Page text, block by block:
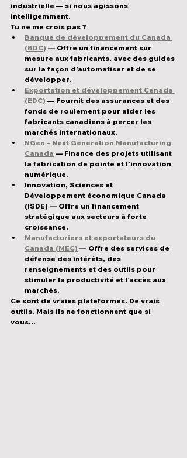
industrielle — si nous agissons
intelligemment.
Tu ne me crois pas ?
Banque de développement du Canada
(BDC) — Offre un financement sur
mesure aux fabricants, avec des guides
sur la façon d’automatiser et de se
développer.
Exportation et développement Canada
(EDC) — Fournit des assurances et des
fonds de roulement pour aider les
fabricants canadiens à percer les
marchés internationaux.
NGen – Next Generation Manufacturing
Canada — Finance des projets utilisant
la fabrication de pointe et l’innovation
numérique.
Innovation, Sciences et
Développement économique Canada
(ISDE) — Offre un financement
stratégique aux secteurs à forte
croissance.
Manufacturiers et exportateurs du
Canada (MEC) — Offre des services de
défense des intérêts, des
renseignements et des outils pour
stimuler la productivité et l’accès aux
marchés.
Ce sont de vraies plateformes. De vrais
outils. Mais ils ne fonctionnent que si
vous…